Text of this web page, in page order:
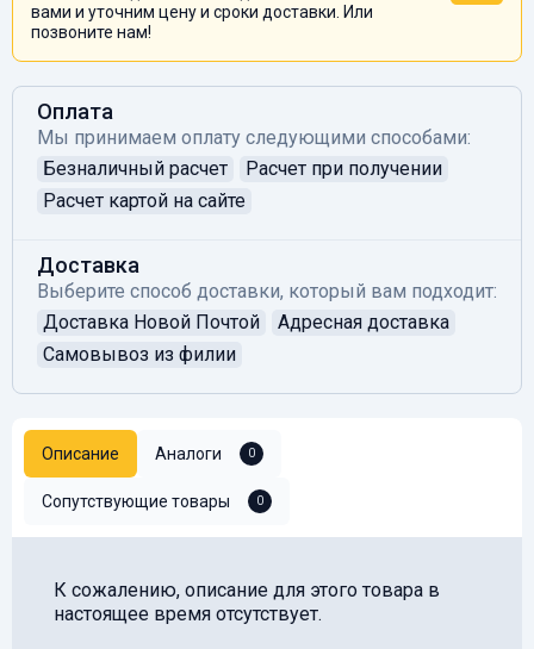
вами и уточним цену и сроки доставки. Или
позвоните нам!
Оплата
Мы принимаем оплату следующими способами:
Безналичный расчет
Расчет при получении
Расчет картой на сайте
Доставка
Выберите способ доставки, который вам подходит:
Доставка Новой Почтой
Адресная доставка
Самовывоз из филии
Описание Аналоги 0
Сопутствующие товары 0
К сожалению, описание для этого товара в
настоящее время отсутствует.